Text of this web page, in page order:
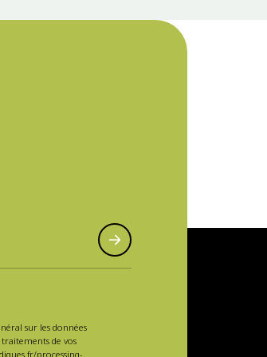
sur les données
de vos
processing-